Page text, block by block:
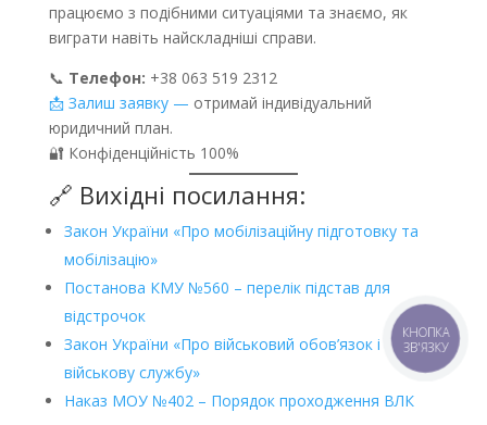
працюємо з подібними ситуаціями та знаємо, як
виграти навіть найскладніші справи.
📞 Телефон: +38 063 519 2312
📩 Залиш заявку — отримай індивідуальний
юридичний план.
🔐 Конфіденційність 100%
🔗 Вихідні посилання:
Закон України «Про мобілізаційну підготовку та
мобілізацію»
Постанова КМУ №560 – перелік підстав для
відстрочок
Закон України «Про військовий обов’язок і
військову службу»
Наказ МОУ №402 – Порядок проходження ВЛК
КНОПКА
ЗВ'ЯЗКУ